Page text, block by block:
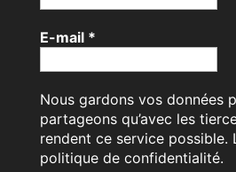
E-mail *
Nous gardons vos données
partageons qu’avec les
rendent ce service possible.
politique de confidentialité.